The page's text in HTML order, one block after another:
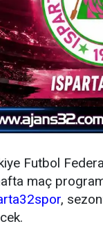
Futbol
maç
,